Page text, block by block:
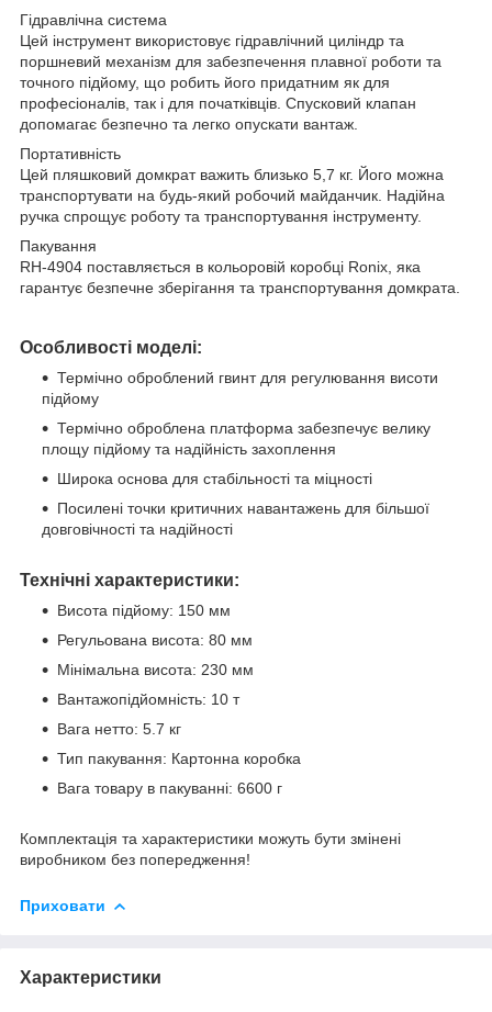
Гідравлічна система
Цей інструмент використовує гідравлічний циліндр та
поршневий механізм для забезпечення плавної роботи та
точного підйому, що робить його придатним як для
професіоналів, так і для початківців. Спусковий клапан
допомагає безпечно та легко опускати вантаж.
Портативність
Цей пляшковий домкрат важить близько 5,7 кг. Його можна
транспортувати на будь-який робочий майданчик. Надійна
ручка спрощує роботу та транспортування інструменту.
Пакування
RH-4904 поставляється в кольоровій коробці Ronix, яка
гарантує безпечне зберігання та транспортування домкрата.
Особливості моделі:
Термічно оброблений гвинт для регулювання висоти
підйому
Термічно оброблена платформа забезпечує велику
площу підйому та надійність захоплення
Широка основа для стабільності та міцності
Посилені точки критичних навантажень для більшої
довговічності та надійності
Технічні характеристики:
Висота підйому: 150 мм
Регульована висота: 80 мм
Мінімальна висота: 230 мм
Вантажопідйомність: 10 т
Вага нетто: 5.7 кг
Тип пакування: Картонна коробка
Вага товару в пакуванні: 6600 г
Комплектація та характеристики можуть бути змінені
виробником без попередження!
Приховати
Характеристики